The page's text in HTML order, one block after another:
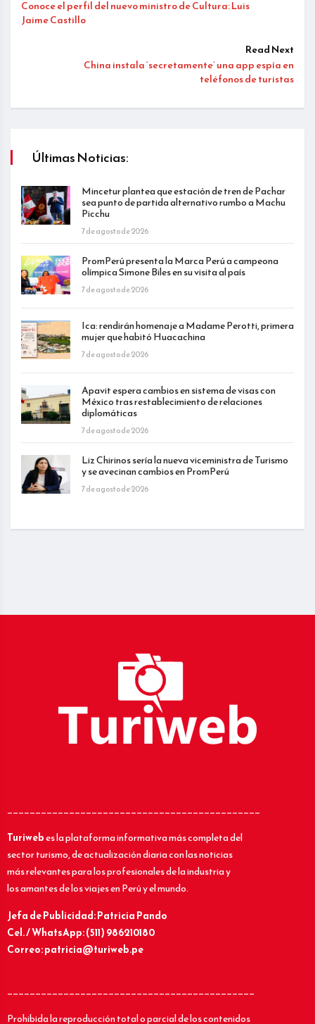
Conoce el perfil del nuevo ministro de Cultura: Luis
Jaime Castillo
Read Next
China instala ‘secretamente’ una app espía en
teléfonos de turistas
Últimas Noticias:
Mincetur plantea que estación de tren de Pachar
sea punto de partida alternativo rumbo a Machu
Picchu
7 de agosto de 2026
PromPerú presenta la Marca Perú a campeona
olímpica Simone Biles en su visita al país
7 de agosto de 2026
Ica: rendirán homenaje a Madame Perotti, primera
mujer que habitó Huacachina
7 de agosto de 2026
Apavit espera cambios en sistema de visas con
México tras restablecimiento de relaciones
diplomáticas
7 de agosto de 2026
Liz Chirinos sería la nueva viceministra de Turismo
y se avecinan cambios en PromPerú
7 de agosto de 2026
_____________________________________________
Turiwebes la plataforma informativa más completa del
sector turismo, de actualización diaria con las noticias
más relevantes para los profesionales de la industria y
los amantes de los viajes en Perú y el mundo.
Jefa de Publicidad: Patricia Pando
Cel. / WhatsApp: (511) 986210180
Correo: patricia@turiweb.pe
____________________________________________
Prohibida la reproducción total o parcial de los contenidos